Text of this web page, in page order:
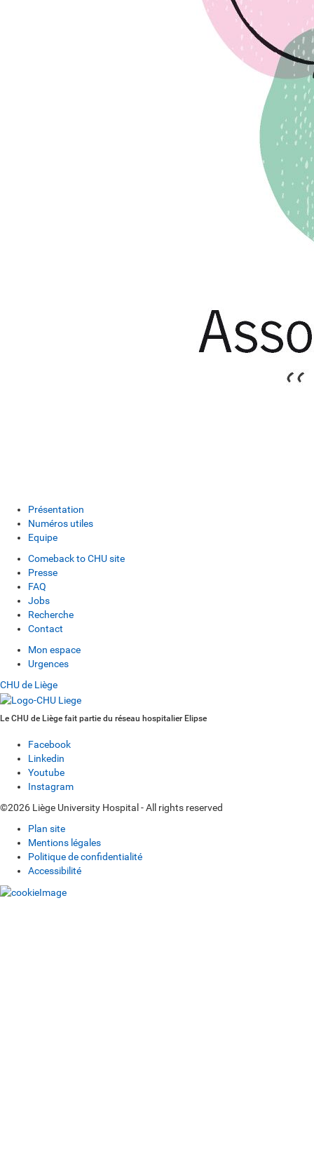
Présentation
Numéros utiles
Equipe
Comeback to CHU site
Presse
FAQ
Jobs
Recherche
Contact
Mon espace
Urgences
CHU de Liège
Le CHU de Liège fait partie du réseau hospitalier Elipse
Facebook
Linkedin
Youtube
Instagram
©2026 Liège University Hospital - All rights reserved
Plan site
Mentions légales
Politique de confidentialité
Accessibilité